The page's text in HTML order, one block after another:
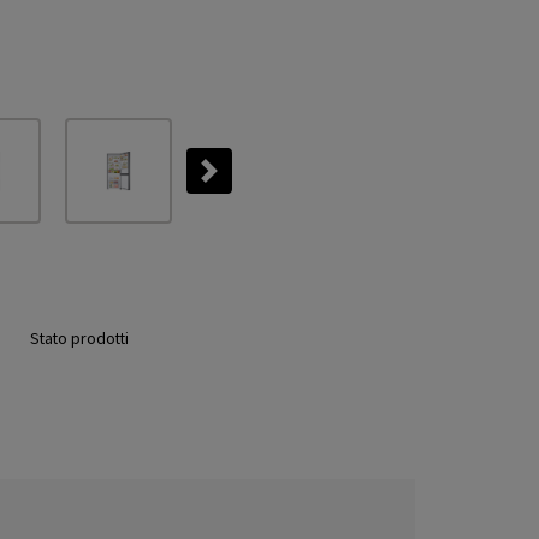
Next
Stato prodotti